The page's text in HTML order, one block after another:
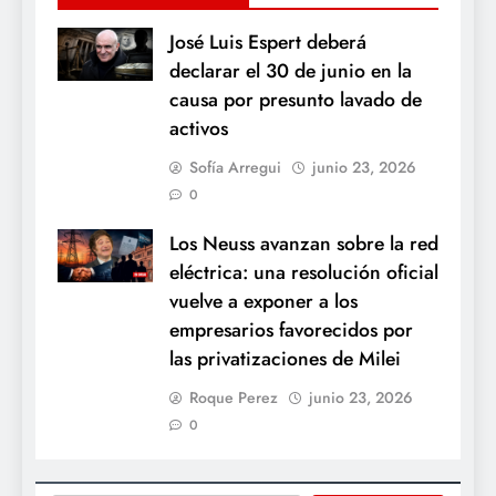
José Luis Espert deberá
declarar el 30 de junio en la
causa por presunto lavado de
activos
Sofía Arregui junio 23, 2026
0
Los Neuss avanzan sobre la red
eléctrica: una resolución oficial
vuelve a exponer a los
empresarios favorecidos por
las privatizaciones de Milei
Roque Perez junio 23, 2026
0